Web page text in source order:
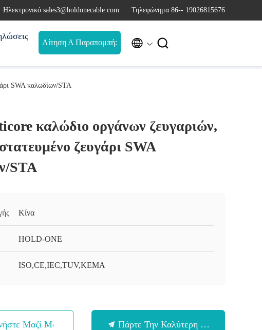
Ηλεκτρονικό sales3@holdonecable.com Τηλεφώνημα 86-- 19026815676
Αίτηση Α Παραπομπή:  
SWA καλωδίων/STA
καλώδιο οργάνων ζευγαριών,
ζευγάρι SWA
STA
Κίνα
HOLD-ONE
ISO,CE,IEC,TUV,KEMA
Μαζί Μας Πάρτε Την Καλύτερη Τιμή